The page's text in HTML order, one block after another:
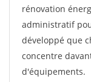
rénovation
administratif
développé que
concentre
d'équipements.